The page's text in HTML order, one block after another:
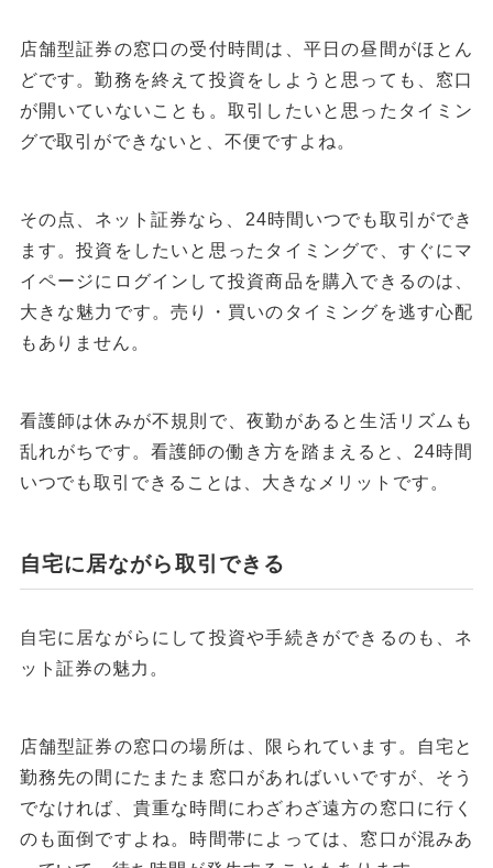
店舗型証券の窓口の受付時間は、平日の昼間がほとん
どです。勤務を終えて投資をしようと思っても、窓口
が開いていないことも。取引したいと思ったタイミン
グで取引ができないと、不便ですよね。
その点、ネット証券なら、24時間いつでも取引ができ
ます。投資をしたいと思ったタイミングで、すぐにマ
イページにログインして投資商品を購入できるのは、
大きな魅力です。売り・買いのタイミングを逃す心配
もありません。
看護師は休みが不規則で、夜勤があると生活リズムも
乱れがちです。看護師の働き方を踏まえると、24時間
いつでも取引できることは、大きなメリットです。
自宅に居ながら取引できる
自宅に居ながらにして投資や手続きができるのも、ネ
ット証券の魅力。
店舗型証券の窓口の場所は、限られています。自宅と
勤務先の間にたまたま窓口があればいいですが、そう
でなければ、貴重な時間にわざわざ遠方の窓口に行く
のも面倒ですよね。時間帯によっては、窓口が混みあ